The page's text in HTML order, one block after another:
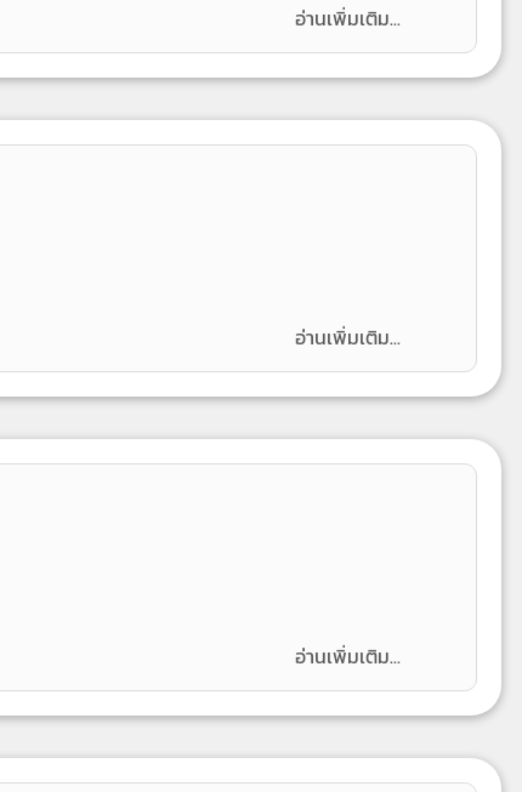
อ่านเพิ่มเติม...
อ่านเพิ่มเติม...
อ่านเพิ่มเติม...